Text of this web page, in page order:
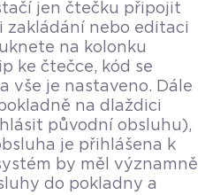
jen čtečku připojit
zakládání nebo editaci
na kolonku
ke čtečce, kód se
vše je nastaveno. Dále
na dlaždici
původní obsluhu),
je přihlášena k
by měl významně
do pokladny a